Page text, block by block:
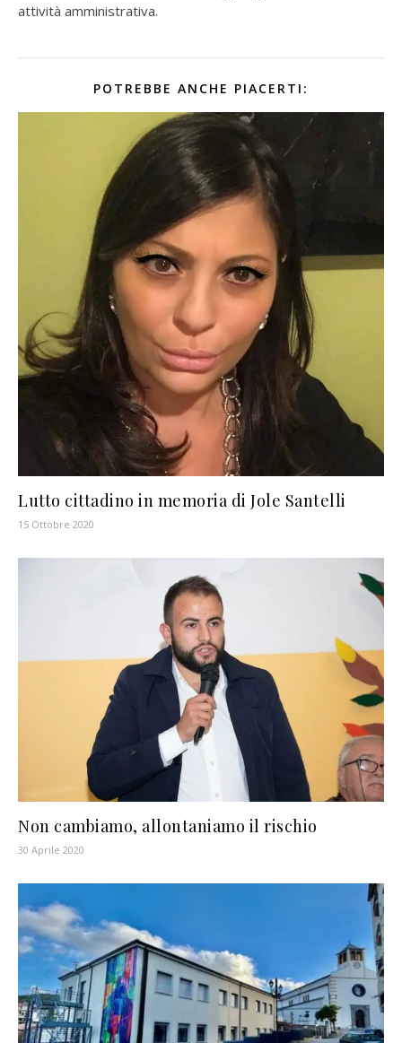
attività amministrativa.
POTREBBE ANCHE PIACERTI:
Lutto cittadino in memoria di Jole Santelli
15 Ottobre 2020
Non cambiamo, allontaniamo il rischio
30 Aprile 2020